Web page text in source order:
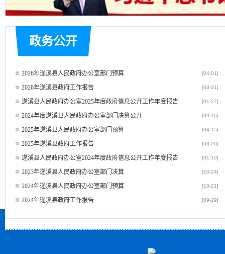
政务公开
2026年遂溪县人民政府办公室部门预算 [04-01]
2026年遂溪县政府工作报告 [03-31]
遂溪县人民政府办公室2025年度政府信息公开工作年度报告 [01-27]
2024年度遂溪县人民政府办公室部门决算公开 [09-16]
2025年遂溪县人民政府办公室部门预算 [04-15]
2025年遂溪县政府工作报告 [03-26]
遂溪县人民政府办公室2024年度政府信息公开工作年度报告 [01-10]
2023年遂溪县人民政府办公室部门决算 [10-24]
2024年遂溪县人民政府办公室部门预算 [10-21]
2024年遂溪县政府工作报告 [09-29]